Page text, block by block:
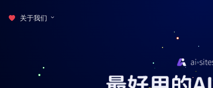
关于我们